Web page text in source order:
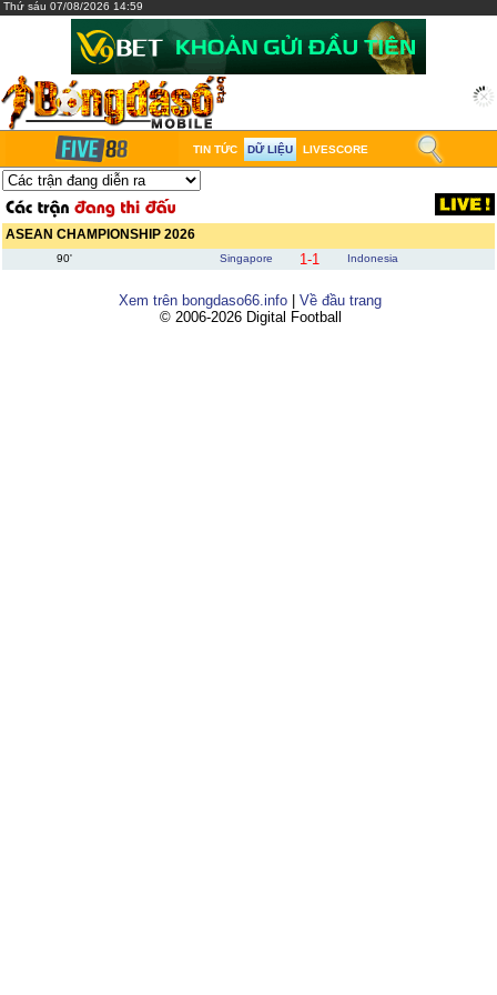
Thứ sáu 07/08/2026 14:59
TIN TỨC DỮ LIỆU LIVESCORE
ASEAN CHAMPIONSHIP 2026
90' Singapore 1-1 Indonesia
Xem trên bongdaso66.info
Về đầu trang
© 2006-2026 Digital Football